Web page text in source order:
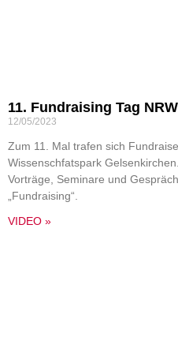
11. Fundraising Tag NRW
12/05/2023
Zum 11. Mal trafen sich
Wissenschfatspark
Vorträge, Seminare und
„Fundraising“.
VIDEO »